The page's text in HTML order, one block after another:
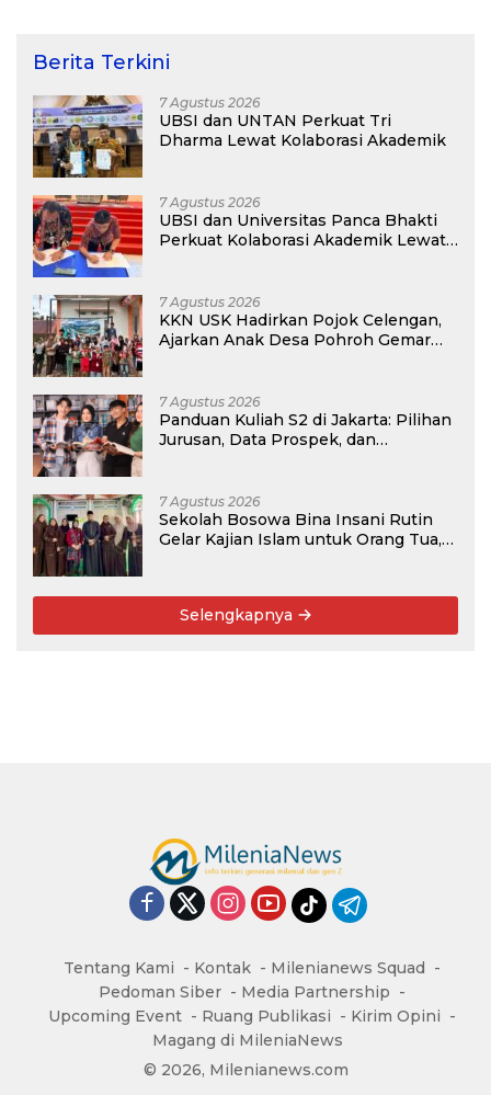
Berita Terkini
7 Agustus 2026
UBSI dan UNTAN Perkuat Tri
Dharma Lewat Kolaborasi Akademik
7 Agustus 2026
UBSI dan Universitas Panca Bhakti
Perkuat Kolaborasi Akademik Lewat
7 Agustus 2026
KKN USK Hadirkan Pojok Celengan,
Ajarkan Anak Desa Pohroh Gemar
7 Agustus 2026
Panduan Kuliah S2 di Jakarta: Pilihan
Jurusan, Data Prospek, dan
7 Agustus 2026
Sekolah Bosowa Bina Insani Rutin
Gelar Kajian Islam untuk Orang Tua,
Selengkapnya
Tentang Kami Kontak
Milenianews Squad
Pedoman Siber
Media Partnership
Upcoming Event
Ruang Publikasi
Kirim Opini
Magang di MileniaNews
© 2026, Milenianews.com